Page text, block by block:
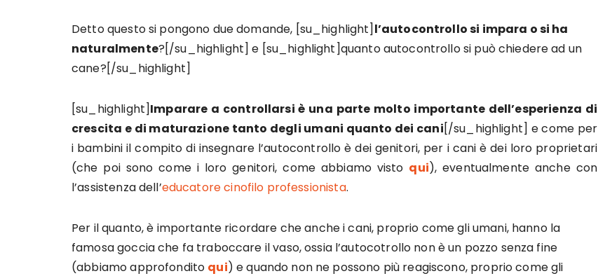
Detto questo si pongono due domande, [su_highlight] l’autocontrollo si impara o si ha
naturalmente?[/su_highlight] e [su_highlight]quanto autocontrollo si può chiedere ad un
cane?[/su_highlight]
[su_highlight]Imparare a controllarsi è una parte molto importante dell’esperienza di
crescita e di maturazione tanto degli umani quanto dei cani[/su_highlight] e come per
i bambini il compito di insegnare l’autocontrollo è dei genitori, per i cani è dei loro proprietari
(che poi sono come i loro genitori, come abbiamo visto qui), eventualmente anche con
l’assistenza dell’educatore cinofilo professionista.
Per il quanto, è importante ricordare che anche i cani, proprio come gli umani, hanno la
famosa goccia che fa traboccare il vaso, ossia l’autocotrollo non è un pozzo senza fine
(abbiamo approfondito qui) e quando non ne possono più reagiscono, proprio come gli